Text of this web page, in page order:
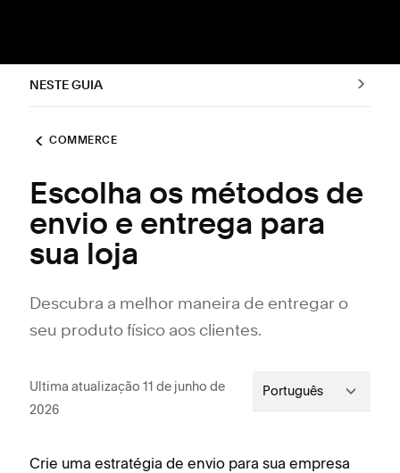
NESTE GUIA
COMMERCE
Escolha os métodos de
envio e entrega para
sua loja
Descubra a melhor maneira de entregar o
seu produto físico aos clientes.
Ultima atualização 11 de junho de
2026
Português
Crie uma estratégia de envio para sua empresa